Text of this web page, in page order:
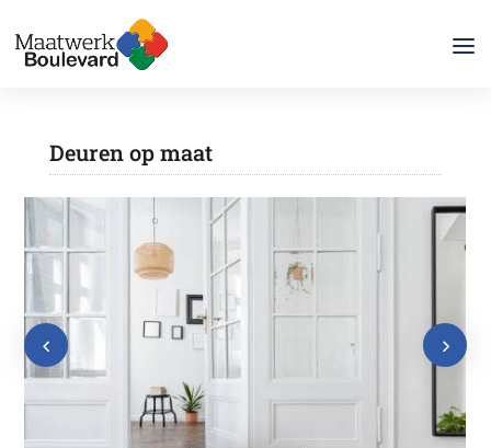
Deuren op maat